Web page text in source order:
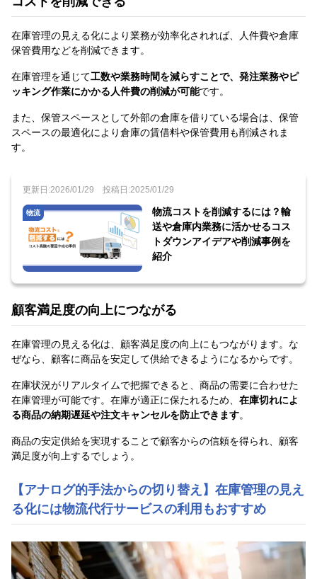
在庫管理の見える化により業務が効率化されれば、人件費や倉庫
保管費用などを削減できます。
在庫管理を通じて工数や業務時間を減らすことで、発注業務やピ
ッキング作業にかかる人件費の削減が可能です。
また、保管スペースとして外部の倉庫を借りている場合は、保管
スペースの最適化により倉庫の賃借料や保管費用も削減されま
す。
更新日:2026/01/29 投稿日:2025/01/29
物流
物流コストを削減するには？輸
送や倉庫内業務に活かせるコス
トダウンアイデアや削減事例を
紹介
顧客満足度の向上につながる
在庫管理の見える化は、顧客満足度の向上にもつながります。な
ぜなら、顧客に商品を安定して供給できるようになるからです。
在庫状況がリアルタイムで把握できると、商品の需要に合わせた
在庫管理が可能です。在庫が適正に保たれるため、 在庫切れによ
る商品の納期遅延や注文キャンセルを防止できます。
商品の安定供給を実現することで顧客からの信頼を得られ、顧客
満足度が向上するでしょう。
【アナログ的手法からの切り替え】在庫管理の見え
る化には物流代行サービスの利用もおすすめ